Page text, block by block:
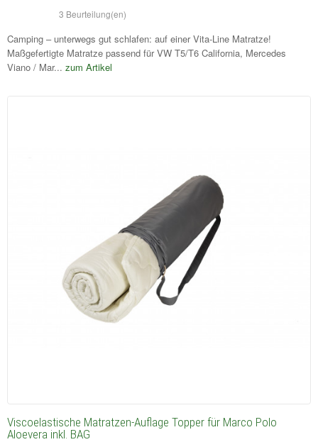
3 Beurteilung(en)
Camping – unterwegs gut schlafen: auf einer Vita-Line Matratze!
Maßgefertigte Matratze passend für VW T5/T6 California, Mercedes
Viano / Mar... zum Artikel
Viscoelastische Matratzen-Auflage Topper für Marco Polo
Aloevera inkl. BAG